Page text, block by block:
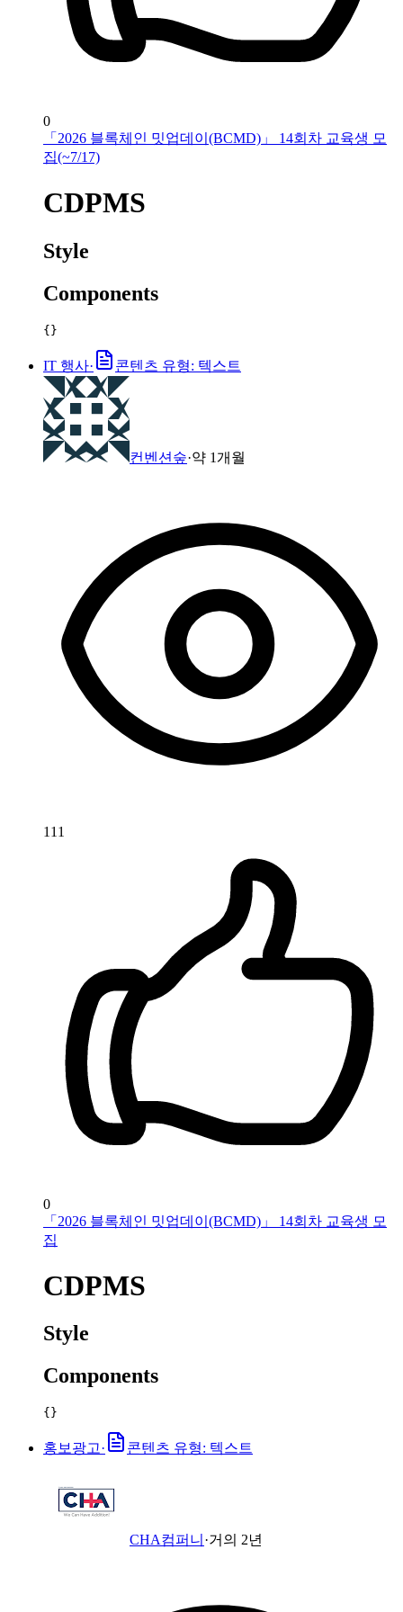
0
「2026 블록체인 밋업데이(BCMD)」 14회차 교육생 모
집(~7/17)
CDPMS
Style
Components
{}
IT 행사· 콘텐츠 유형: 텍스트
컨벤션숲·약 1개월
111
0
「2026 블록체인 밋업데이(BCMD)」 14회차 교육생 모
집
CDPMS
Style
Components
{}
홍보광고· 콘텐츠 유형: 텍스트
CHA컴퍼니 ·거의 2년